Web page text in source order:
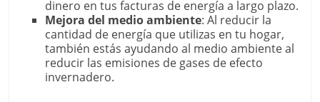
dinero en tus facturas de energía a largo plazo.
Mejora del medio ambiente: Al reducir la
cantidad de energía que utilizas en tu hogar,
también estás ayudando al medio ambiente al
reducir las emisiones de gases de efecto
invernadero.